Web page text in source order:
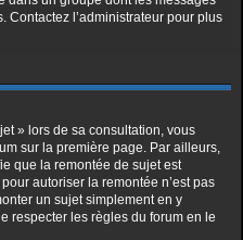
Contactez l’administrateur pour plus
» lors de sa consultation, vous
sur la première page. Par ailleurs,
que la remontée de sujet est
autoriser la remontée n’est pas
un sujet simplement en y
respecter les règles du forum en le